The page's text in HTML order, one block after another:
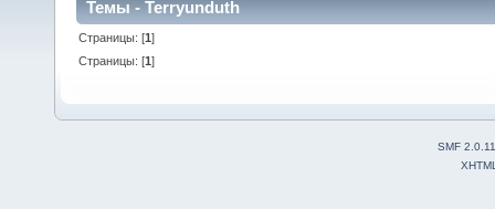
Темы - Terryunduth
Страницы: [1]
Страницы: [1]
SMF 2.0.11